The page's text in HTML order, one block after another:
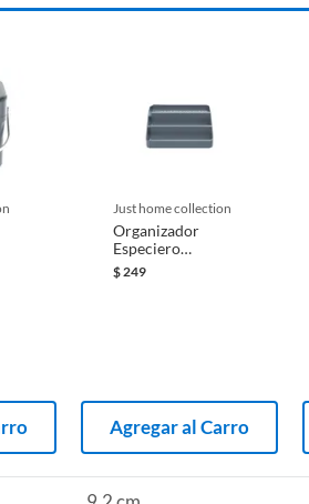
just home collection
Organizador
Especiero
Extensible 3
Niveles
$ 249
Agregar al Carro